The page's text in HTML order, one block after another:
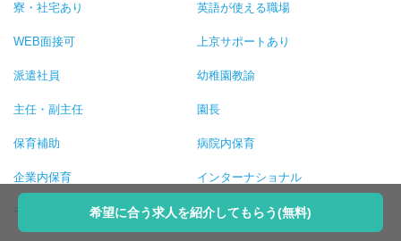
希望に合う求人を紹介してもらう(無料)
寮・社宅あり 英語が使える職場
WEB面接可 上京サポートあり
派遣社員 幼稚園教諭
主任・副主任 園長
保育補助 病院内保育
企業内保育 インターナショナル
モンテッソーリ ヨコミネ式